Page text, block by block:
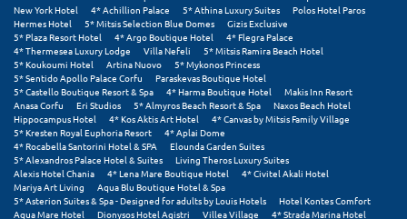
Καλαμπάκα
Κάλυμνος
Καμένα Βούρλα
Καρδάμαινα
Καρδαμύλη
Καρδίτσα
New York Hotel
4* Achillion Palace 5* Athina Luxury Suites
Polos Hotel Paros
Hermes Hotel
5* Mitsis Selection Blue Domes
Gizis Exclusive
5* Plaza Resort Hotel
4* Argo Boutique Hotel
4* Flegra Palace
4* Thermesea Luxury Lodge
Villa Nefeli
5* Mitsis Ramira Beach Hotel
5* Koukoumi Hotel
Artina Nuovo
5* Mykonos Princess
5* Sentido Apollo Palace Corfu
Paraskevas Boutique Hotel
5* Castello Boutique Resort & Spa
4* Harma Boutique Hotel
Makis Inn Resort
Anasa Corfu
Eri Studios 5* Almyros Beach Resort & Spa
Naxos Beach Hotel
Hippocampus Hotel
4* Kos Aktis Art Hotel
4* Canvas by Mitsis Family Village
5* Kresten Royal Euphoria Resort
4* Aplai Dome
4* Rocabella Santorini Hotel & SPA
Elounda Garden Suites
5* Alexandros Palace Hotel & Suites
Living Theros Luxury Suites
Alexis Hotel Chania
4* Lena Mare Boutique Hotel
4* Civitel Akali Hotel
Mariya Art Living
Aqua Blu Boutique Hotel & Spa
5* Asterion Suites & Spa - Designed for adults by Louis Hotels
Hotel Kontes Comfort
Aqua Mare Hotel
Dionysos Hotel Agistri Villea Village
4* Strada Marina Hotel